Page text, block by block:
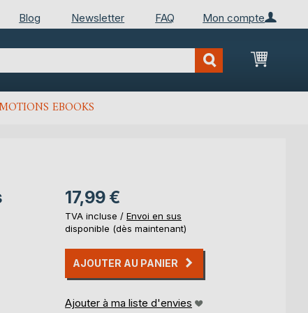
Mon compte
Blog Newsletter FAQ
Mon
EBOOKS
17,99 €
TVA incluse / Envoi en sus
disponible (dès maintenant)
AJOUTER AU PANIER
Ajouter à ma liste d'envies